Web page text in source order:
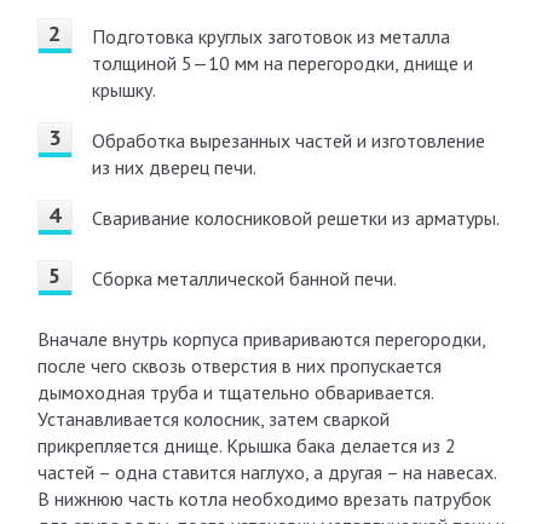
Подготовка круглых заготовок из металла
толщиной 5—10 мм на перегородки, днище и
крышку.
Обработка вырезанных частей и изготовление
из них дверец печи.
Сваривание колосниковой решетки из арматуры.
Сборка металлической банной печи.
Вначале внутрь корпуса привариваются перегородки,
после чего сквозь отверстия в них пропускается
дымоходная труба и тщательно обваривается.
Устанавливается колосник, затем сваркой
прикрепляется днище. Крышка бака делается из 2
частей – одна ставится наглухо, а другая – на навесах.
В нижнюю часть котла необходимо врезать патрубок